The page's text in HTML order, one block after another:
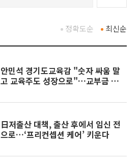
최신순
정확도순
안민석 경기도교육감 "숫자 싸움 말
고 교육주도 성장으로"…교부금 축
日저출산 대책, 출산 후에서 임신 전
으로…‘프리컨셉션 케어’ 키운다